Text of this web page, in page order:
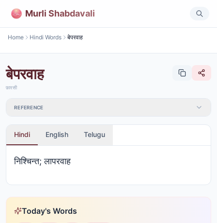
Murli Shabdavali
Home Hindi Words बेपरवाह
बेपरवाह
फ़ारसी
REFERENCE
Hindi English Telugu
निश्चिन्त; लापरवाह
Today's Words